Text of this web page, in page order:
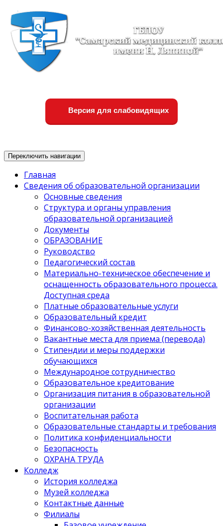
Версия для слабовидящих
Переключить навигации
Главная
Сведения об образовательной организации
Основные сведения
Структура и органы управления
образовательной организацией
Документы
ОБРАЗОВАНИЕ
Руководство
Педагогический состав
Материально-техническое обеспечение и
оснащенность образовательного процесса.
Доступная среда
Платные образовательные услуги
Образовательный кредит
Финансово-хозяйственная деятельность
Вакантные места для приема (перевода)
Стипендии и меры поддержки
обучающихся
Международное сотрудничество
Образовательное кредитование
Организация питания в образовательной
организации
Воспитательная работа
Образовательные стандарты и требования
Политика конфиденциальности
Безопасность
ОХРАНА ТРУДА
Колледж
История колледжа
Музей колледжа
Контактные данные
Филиалы